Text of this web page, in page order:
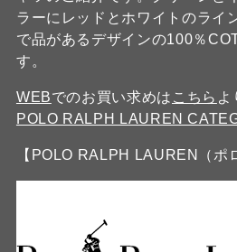
ラーにレッドとホワイトのライ
で品があるデザインの100％
す。
WEBでのお買い求めは こちら よ
POLO RALPH LAUREN
【POLO RALPH LAUREN（ポ